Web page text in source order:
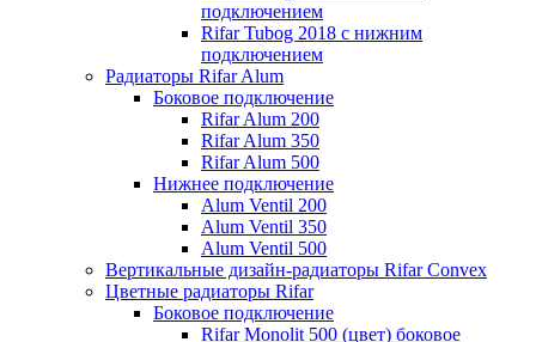
подключением
Rifar Tubog 2018 с нижним
подключением
Радиаторы Rifar Alum
Боковое подключение
Rifar Alum 200
Rifar Alum 350
Rifar Alum 500
Нижнее подключение
Alum Ventil 200
Alum Ventil 350
Alum Ventil 500
Вертикальные дизайн-радиаторы Rifar Convex
Цветные радиаторы Rifar
Боковое подключение
Rifar Monolit 500 (цвет) боковое